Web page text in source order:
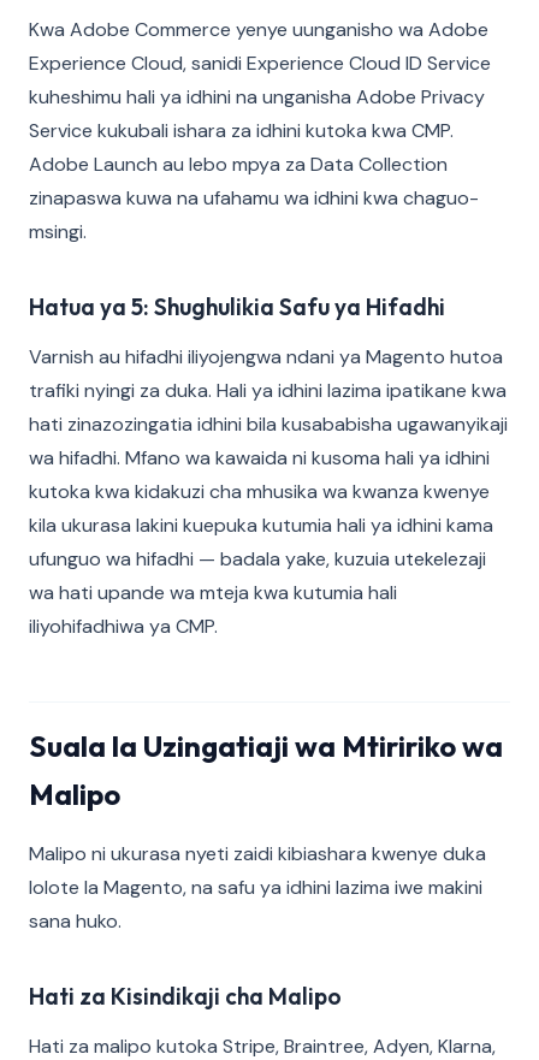
Kwa Adobe Commerce yenye uunganisho wa Adobe
Experience Cloud, sanidi Experience Cloud ID Service
kuheshimu hali ya idhini na unganisha Adobe Privacy
Service kukubali ishara za idhini kutoka kwa CMP.
Adobe Launch au lebo mpya za Data Collection
zinapaswa kuwa na ufahamu wa idhini kwa chaguo-
msingi.
Hatua ya 5: Shughulikia Safu ya Hifadhi
Varnish au hifadhi iliyojengwa ndani ya Magento hutoa
trafiki nyingi za duka. Hali ya idhini lazima ipatikane kwa
hati zinazozingatia idhini bila kusababisha ugawanyikaji
wa hifadhi. Mfano wa kawaida ni kusoma hali ya idhini
kutoka kwa kidakuzi cha mhusika wa kwanza kwenye
kila ukurasa lakini kuepuka kutumia hali ya idhini kama
ufunguo wa hifadhi — badala yake, kuzuia utekelezaji
wa hati upande wa mteja kwa kutumia hali
iliyohifadhiwa ya CMP.
Suala la Uzingatiaji wa Mtiririko wa
Malipo
Malipo ni ukurasa nyeti zaidi kibiashara kwenye duka
lolote la Magento, na safu ya idhini lazima iwe makini
sana huko.
Hati za Kisindikaji cha Malipo
Hati za malipo kutoka Stripe, Braintree, Adyen, Klarna,